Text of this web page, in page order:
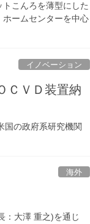
こんろを薄型にした
ームセンターを中心
イノベーション
ＣＶＤ装置納
の政府系研究機関
海外
：大澤 重之)を通じ